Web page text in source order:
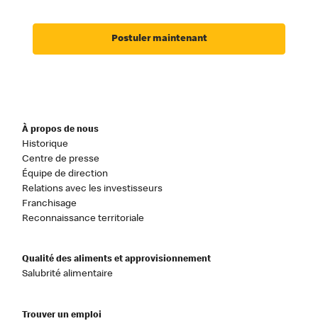
Postuler maintenant
À propos de nous
Historique
Centre de presse
Équipe de direction
Relations avec les investisseurs
Franchisage
Reconnaissance territoriale
Qualité des aliments et approvisionnement
Salubrité alimentaire
Trouver un emploi